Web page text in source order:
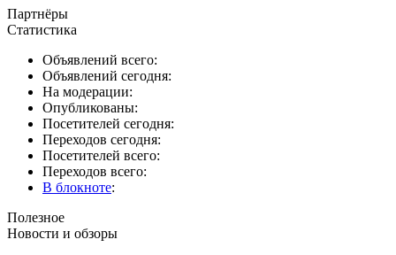
Партнёры
Статистика
Объявлений всего:
Объявлений сегодня:
На модерации:
Опубликованы:
Посетителей сегодня:
Переходов сегодня:
Посетителей всего:
Переходов всего:
В блокноте:
Полезное
Новости и обзоры